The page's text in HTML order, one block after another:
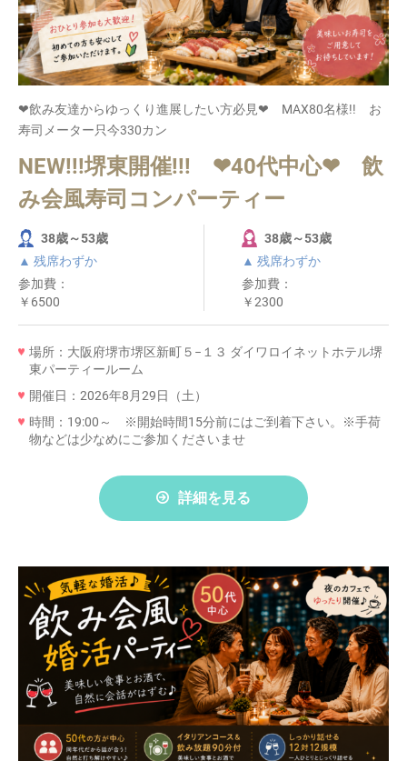
❤飲み友達からゆっくり進展したい方必見❤ MAX80名様!! お
寿司メーター只今330カン
NEW!!!堺東開催!!! ❤40代中心❤ 飲
み会風寿司コンパーティー
38歳～53歳
▲ 残席わずか
参加費：
￥6500
38歳～53歳
▲ 残席わずか
参加費：
￥2300
場所：大阪府堺市堺区新町５−１３ ダイワロイネットホテル堺
東パーティールーム
開催日：2026年8月29日（土）
時間：19:00～ ※開始時間15分前にはご到着下さい。※手荷
物などは少なめにご参加くださいませ
詳細を見る